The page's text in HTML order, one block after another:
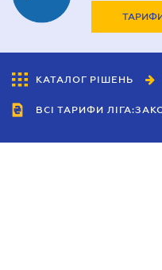
КАТАЛОГ РІШЕНЬ
ВСІ ТАРИФИ